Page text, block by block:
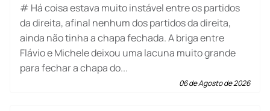
# Há coisa estava muito instável entre os partidos
da direita, afinal nenhum dos partidos da direita,
ainda não tinha a chapa fechada. A briga entre
Flávio e Michele deixou uma lacuna muito grande
para fechar a chapa do...
06 de Agosto de 2026